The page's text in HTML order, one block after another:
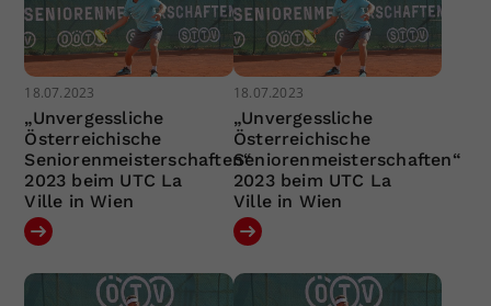
18.07.2023
„Unvergessliche
Österreichische
Seniorenmeisterschaften“
2023 beim UTC La
Ville in Wien
18.07.2023
„Unvergessliche
Österreichische
Seniorenmeisterschaften“
2023 beim UTC La
Ville in Wien